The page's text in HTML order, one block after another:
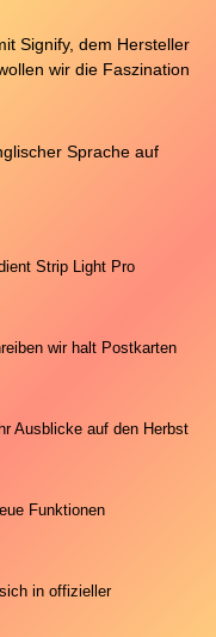
Signify, dem Hersteller
wir die Faszination
Sprache auf
Strip Light Pro
wir halt Postkarten
Ausblicke auf den Herbst
Funktionen
in offizieller